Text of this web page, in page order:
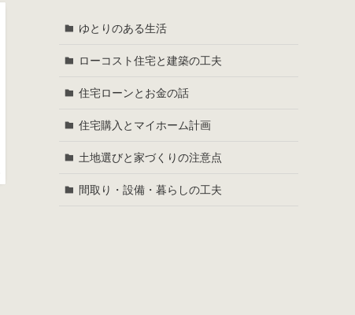
ゆとりのある生活
ローコスト住宅と建築の工夫
住宅ローンとお金の話
住宅購入とマイホーム計画
土地選びと家づくりの注意点
間取り・設備・暮らしの工夫